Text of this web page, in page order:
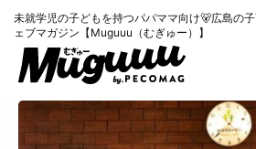
未就学児の子どもを持つパパママ向け🐻広島の
ェブマガジン【Muguuu（むぎゅー）】